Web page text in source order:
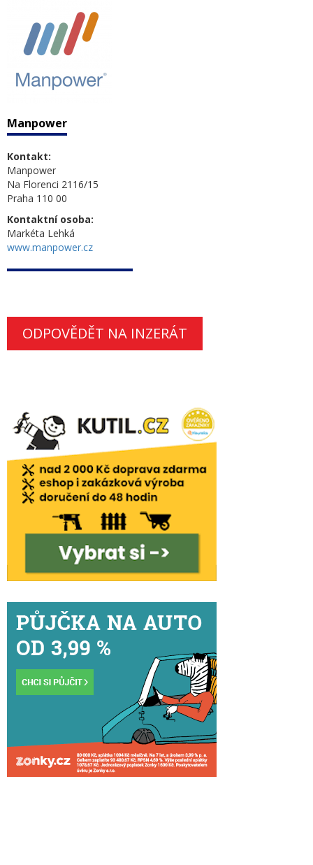
Manpower
Kontakt:
Manpower
Na Florenci 2116/15
Praha 110 00
Kontaktní osoba:
Markéta Lehká
www.manpower.cz
ODPOVĚDĚT NA INZERÁT